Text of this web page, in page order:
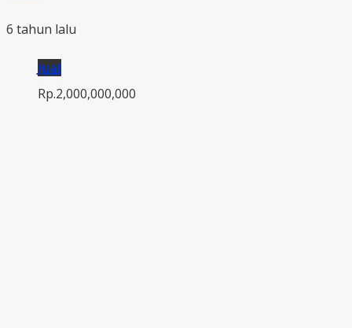
6 tahun lalu
Jual
Rp.2,000,000,000